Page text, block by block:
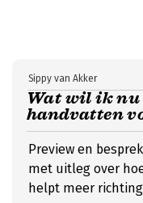
Wat wil ik nu
handvatten
Sippy van Akker
Preview en
met uitleg over
helpt meer